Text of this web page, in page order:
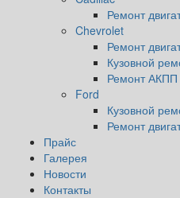
Ремонт
Chevrolet
Ремонт
Кузовной
Ремонт АКПП
Ford
Кузовной
Ремонт
Прайс
Галерея
Новости
Контакты